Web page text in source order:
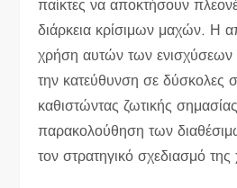
παίκτες να αποκτήσουν
διάρκεια κρίσιμων μαχών. Η
χρήση αυτών των ενισχύσεων
την κατεύθυνση σε δύσκολες
καθιστώντας ζωτικής
παρακολούθηση των
τον στρατηγικό σχεδιασμό